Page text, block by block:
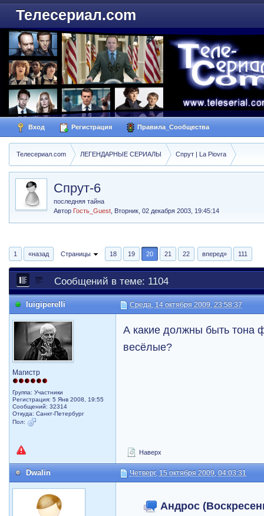
Телесериал.com
Вход Регистрация Правила_Сообщества
Телесериал.com ЛЕГЕНДАРНЫЕ СЕРИАЛЫ Спрут | La Piovra
Спрут-6
последняя тайна
Автор Гость_Guest Вторник, 02 декабря 2003, 19:45:14
1 «назад Страницы 18 19 20 21 22 вперед» 111
Сообщений в теме: 1104
luigiperelli Среда, 14 октября 2009, 23:58:37
Магистр
Группа: Участники
Регистрация: 5 Янв 2008, 19:55
Сообщений: 32314
Откуда: Санкт-Петербург
Пол:
А какие должны быть тона
весёлые?
Наверх
Dwalin Четверг, 15 октября 2009, 04:03:31
Андрос